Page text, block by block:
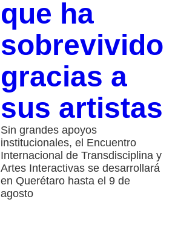
que ha
sobrevivido
gracias a
sus artistas
Sin grandes apoyos
institucionales, el Encuentro
Internacional de Transdisciplina y
Artes Interactivas se desarrollará
en Querétaro hasta el 9 de
agosto